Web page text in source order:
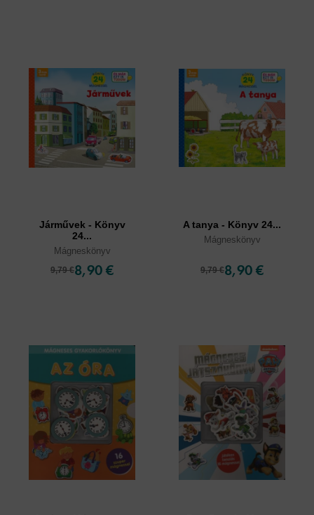
Járművek - Könyv
24...
Mágneskönyv
9,79 €8,90 €
A tanya - Könyv 24...
Mágneskönyv
9,79 €8,90 €